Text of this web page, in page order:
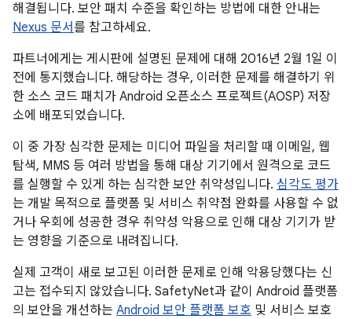
해결됩니다. 보안 패치 수준을 확인하는 방법에 대한 안내는
Nexus 문서를 참고하세요.
파트너에게는 게시판에 설명된 문제에 대해 2016년 2월 1일 이
전에 통지했습니다. 해당하는 경우, 이러한 문제를 해결하기 위
한 소스 코드 패치가 Android 오픈소스 프로젝트(AOSP) 저장
소에 배포되었습니다.
이 중 가장 심각한 문제는 미디어 파일을 처리할 때 이메일, 웹
탐색, MMS 등 여러 방법을 통해 대상 기기에서 원격으로 코드
를 실행할 수 있게 하는 심각한 보안 취약성입니다. 심각도 평가
는 개발 목적으로 플랫폼 및 서비스 취약점 완화를 사용할 수 없
거나 우회에 성공한 경우 취약성 악용으로 인해 대상 기기가 받
는 영향을 기준으로 내려집니다.
실제 고객이 새로 보고된 이러한 문제로 인해 악용당했다는 신
고는 접수되지 않았습니다. SafetyNet과 같이 Android 플랫폼
의 보안을 개선하는 Android 보안 플랫폼 보호 및 서비스 보호